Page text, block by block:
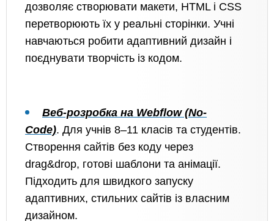
дозволяє створювати макети, HTML і CSS
перетворюють їх у реальні сторінки. Учні
навчаються робити адаптивний дизайн і
поєднувати творчість із кодом.
Веб-розробка на Webflow (No-
Code). Для учнів 8–11 класів та студентів.
Створення сайтів без коду через
drag&drop, готові шаблони та анімації.
Підходить для швидкого запуску
адаптивних, стильних сайтів із власним
дизайном.